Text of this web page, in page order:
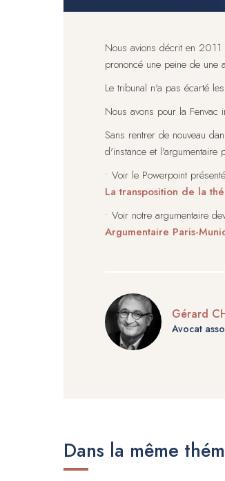
Nous avions décrit en
prononcé une peine de une
Le tribunal n'a pas écarté
Nous avons pour la
Sans rentrer de nouveau
d'instance et l'argumentaire
• Voir le Powerpoint
La transposition de la
• Voir notre argumentaire
Argumentaire Paris-
Gérard
Avocat
Dans la même